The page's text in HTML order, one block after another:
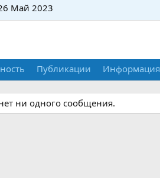
Май 2023
Публикации Информация
ни одного сообщения.